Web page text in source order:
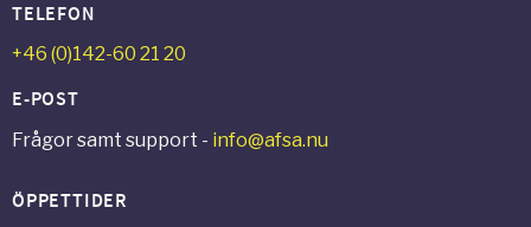
TELEFON
+46 (0)142-60 21 20
E-POST
Frågor samt support - info@afsa.nu
ÖPPETTIDER